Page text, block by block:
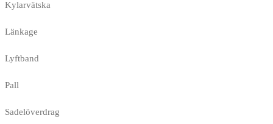
Kylarvätska
Länkage
Lyftband
Pall
Sadelöverdrag